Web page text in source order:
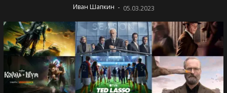
Иван Шапкин - 05.03.2023